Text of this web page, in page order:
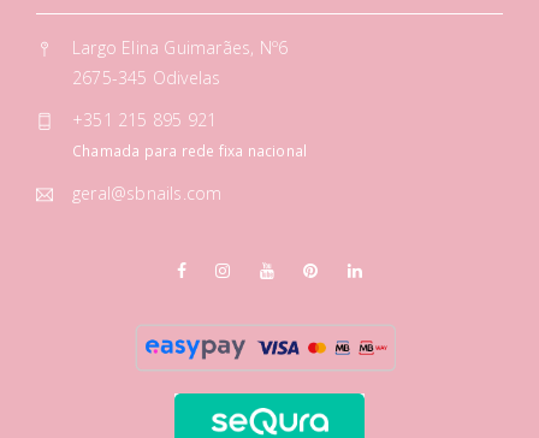
Largo Elina Guimarães, Nº6
2675-345 Odivelas
+351 215 895 921
Chamada para rede fixa nacional
geral@sbnails.com